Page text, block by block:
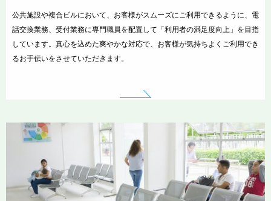
公共施設や複合ビルにおいて、お客様がスムーズにご利用できるように、電
話交換業務、受付業務に専門職員を配置して「利用者の満足度向上」を目指
しています。真心を込めた爽やかな対応で、お客様が気持ちよくご利用でき
るお手伝いをさせていただきます。